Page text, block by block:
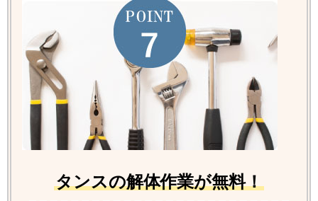
タンスの解体作業が無料！